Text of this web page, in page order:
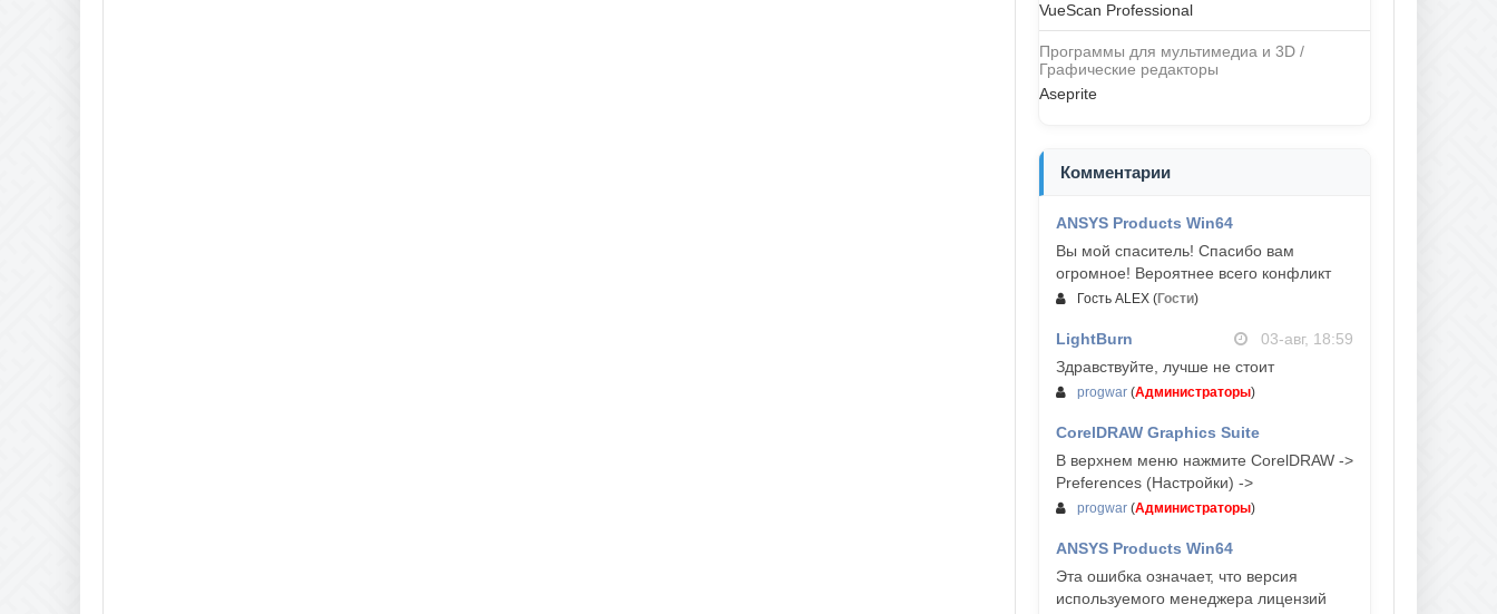
VueScan Professional
Программы для мультимедиа и 3D /
Графические редакторы
Aseprite
Комментарии
ANSYS Products Win64
Вы мой спаситель! Спасибо вам
огромное! Вероятнее всего конфликт
Гость ALEX (Гости)
LightBurn
03-авг, 18:59
Здравствуйте, лучше не стоит
progwar (Администраторы)
CorelDRAW Graphics Suite
03-авг, 18:58
В верхнем меню нажмите CorelDRAW ->
Preferences (Настройки) ->
progwar (Администраторы)
ANSYS Products Win64
Эта ошибка означает, что версия
используемого менеджера лицензий